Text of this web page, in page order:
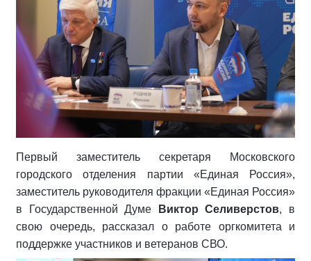
Первый заместитель секретаря Московского
городского отделения партии «Единая Россия»,
заместитель руководителя фракции «Единая Россия»
в Государственной Думе
Виктор Селиверстов, в
свою очередь, рассказал о работе оргкомитета и
поддержке участников и ветеранов СВО.